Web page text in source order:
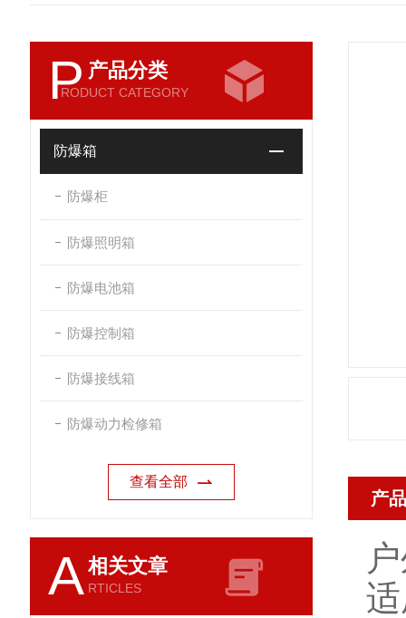
P 产品分类
RODUCT CATEGORY
防爆箱
防爆柜
防爆照明箱
防爆电池箱
防爆控制箱
防爆接线箱
防爆动力检修箱
查看全部
A相关文章
RTICLES
产